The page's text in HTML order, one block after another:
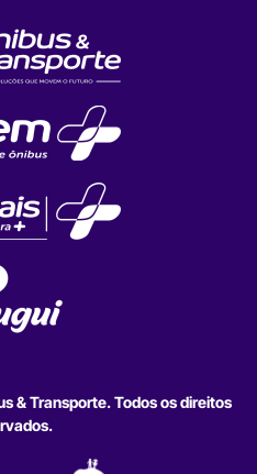
& Transporte. Todos os direitos